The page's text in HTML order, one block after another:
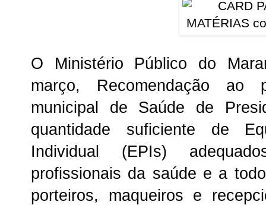
O Ministério Público do
março, Recomendação
municipal de Saúde de
quantidade suficiente de
Individual (EPIs)
profissionais da saúde e a
porteiros, maqueiros e